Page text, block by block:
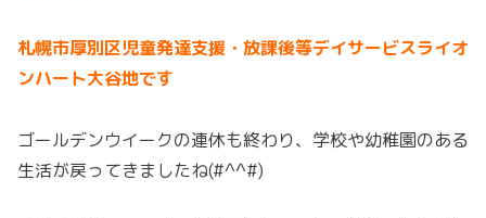
札幌市厚別区児童発達支援・放課後等デイサービスライオ
ンハート大谷地です
ゴールデンウイークの連休も終わり、学校や幼稚園のある
生活が戻ってきましたね(#^^#)